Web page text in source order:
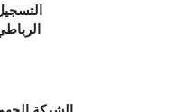
الرباطي